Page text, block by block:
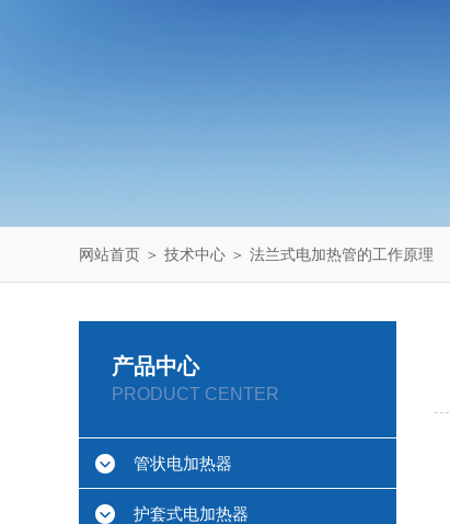
网站首页 ＞ 技术中心 ＞ 法兰式电加热管的工作原理
产品中心
PRODUCT CENTER
管状电加热器
护套式电加热器